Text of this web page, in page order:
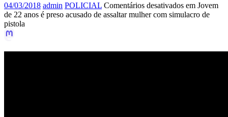
04/03/2018 admin POLICIAL Comentários desativados em Jovem
de 22 anos é preso acusado de assaltar mulher com simulacro de
pistola